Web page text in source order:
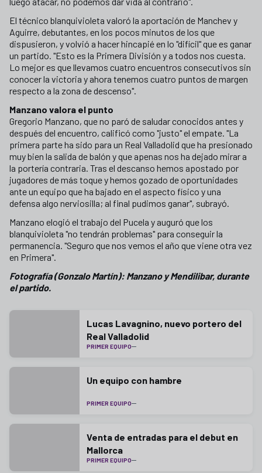
El técnico blanquivioleta valoró la aportación de Manchev y
Aguirre, debutantes, en los pocos minutos de los que
dispusieron, y volvió a hacer hincapié en lo "difícil" que es ganar
un partido. "Esto es la Primera División y a todos nos cuesta.
Lo mejor es que llevamos cuatro encuentros consecutivos sin
conocer la victoria y ahora tenemos cuatro puntos de margen
respecto a la zona de descenso".
Manzano valora el punto
Gregorio Manzano, que no paró de saludar conocidos antes y
después del encuentro, calificó como "justo" el empate. "La
primera parte ha sido para un Real Valladolid que ha presionado
muy bien la salida de balón y que apenas nos ha dejado mirar a
la portería contraria. Tras el descanso hemos apostado por
jugadores de más toque y hemos gozado de oportunidades
ante un equipo que ha bajado en el aspecto físico y una
defensa algo nerviosilla; al final pudimos ganar", subrayó.
Manzano elogió el trabajo del Pucela y auguró que los
blanquivioleta "no tendrán problemas" para conseguir la
permanencia. "Seguro que nos vemos el año que viene otra vez
en Primera".
Fotografía (Gonzalo Martín): Manzano y Mendilibar, durante
el partido.
Lucas Lavagnino, nuevo portero del
Real Valladolid
PRIMER EQUIPO
Un equipo con hambre
PRIMER EQUIPO
Venta de entradas para el debut en
Mallorca
PRIMER EQUIPO